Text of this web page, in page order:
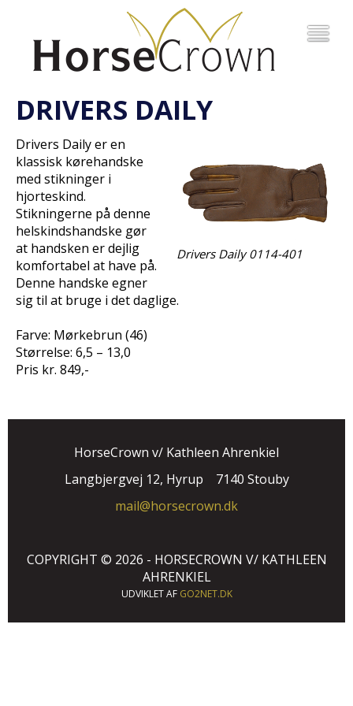
DRIVERS DAILY
Drivers Daily 0114-401
Drivers Daily er en
klassisk kørehandske
med stikninger i
hjorteskind.
Stikningerne på denne
helskindshandske gør
at handsken er dejlig
komfortabel at have på.
Denne handske egner
sig til at bruge i det daglige.
Farve: Mørkebrun (46)
Størrelse: 6,5 – 13,0
Pris kr. 849,-
HorseCrown v/ Kathleen Ahrenkiel
Langbjergvej 12, Hyrup
7140 Stouby
mail@horsecrown.dk
COPYRIGHT © 2026 - HORSECROWN V/ KATHLEEN
AHRENKIEL
UDVIKLET AF GO2NET.DK